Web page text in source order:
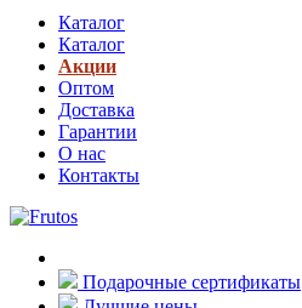
Каталог
Каталог
Акции
Оптом
Доставка
Гарантии
О нас
Контакты
Подарочные сертификаты